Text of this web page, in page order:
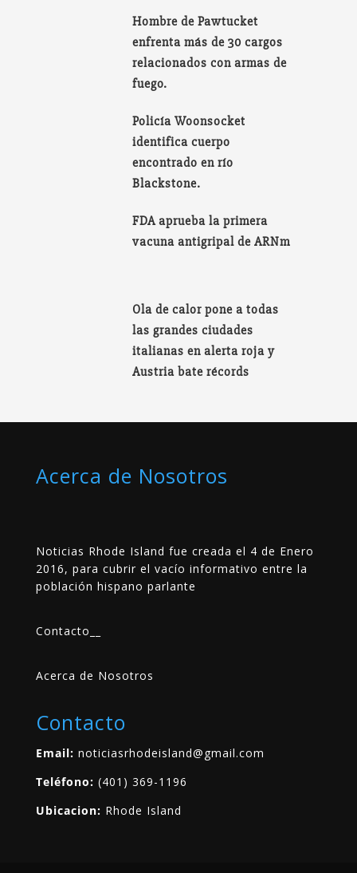
Hombre de Pawtucket
enfrenta más de 30 cargos
relacionados con armas de
fuego.
Policía Woonsocket
identifica cuerpo
encontrado en río
Blackstone.
FDA aprueba la primera
vacuna antigripal de ARNm
Ola de calor pone a todas
las grandes ciudades
italianas en alerta roja y
Austria bate récords
Acerca de Nosotros
Noticias Rhode Island fue creada el 4 de Enero
2016, para cubrir el vacío informativo entre la
población hispano parlante
Contacto
Acerca de Nosotros
Contacto
Email: noticiasrhodeisland@gmail.com
Teléfono: (401) 369-1196
Ubicacion: Rhode Island